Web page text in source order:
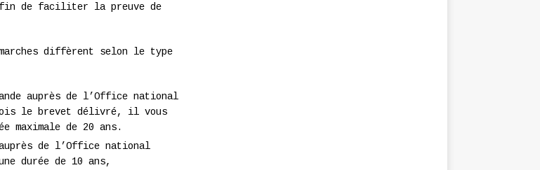
de faciliter la preuve de
diffèrent selon le type
auprès de l’Office national
fois le brevet délivré, il vous
maximale de 20 ans.
de l’Office national
durée de 10 ans,